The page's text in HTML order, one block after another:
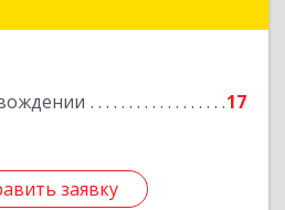
17
заявку
Подробнее
заявку